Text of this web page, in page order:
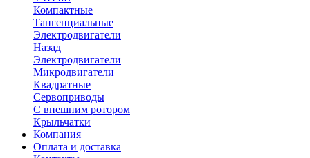
Компактные
Тангенциальные
Электродвигатели
Назад
Электродвигатели
Микродвигатели
Квадратные
Сервоприводы
С внешним ротором
Крыльчатки
Компания
Оплата и доставка